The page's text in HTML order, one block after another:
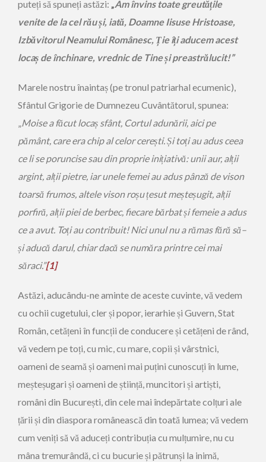
puteți să spuneți astăzi: „Am învins toate greutățile
venite de la cel răuși, iată, Doamne Iisuse Hristoase,
Izbăvitorul Neamului Românesc, Țieîți aducem acest
locaș deînchinare, vrednic de Tineși preastrălucit!”
Marele nostru înaintaș (pe tronul patriarhal ecumenic),
Sfântul Grigorie de Dumnezeu Cuvântătorul, spunea:
„Moise a făcut locaș sfânt, Cortul adunării, aici pe
pământ, care era chip al celor cerești.Și toți au adus ceea
ce li se poruncise sau din proprie inițiativă: unii aur, alții
argint, alții pietre, iar unele femei au adus pânză de vison
toarsă frumos, altele vison roșuțesut meșteșugit, alții
porfiră, alții piei de berbec, fiecare bărbatși femeie a adus
ce a avut. Toți au contribuit! Nici unul nu a rămas fără să–
și aducă darul, chiar dacă se număra printre cei mai
săraci.”[1]
Astăzi, aducându-ne aminte de aceste cuvinte, vă vedem
cu ochii cugetului, cler și popor, ierarhie și Guvern, Stat
Român, cetățeni în funcții de conducere și cetățeni de rând,
vă vedem pe toți, cu mic, cu mare, copii și vârstnici,
oameni de seamă și oameni mai puțini cunoscuți în lume,
meșteșugari și oameni de știință, muncitori și artiști,
români din București, din cele mai îndepărtate colțuri ale
țării și din diaspora românească din toată lumea; vă vedem
cum veniți să vă aduceți contribuția cu mulțumire, nu cu
mâna tremurândă, ci cu bucurie și pătrunși la inimă,